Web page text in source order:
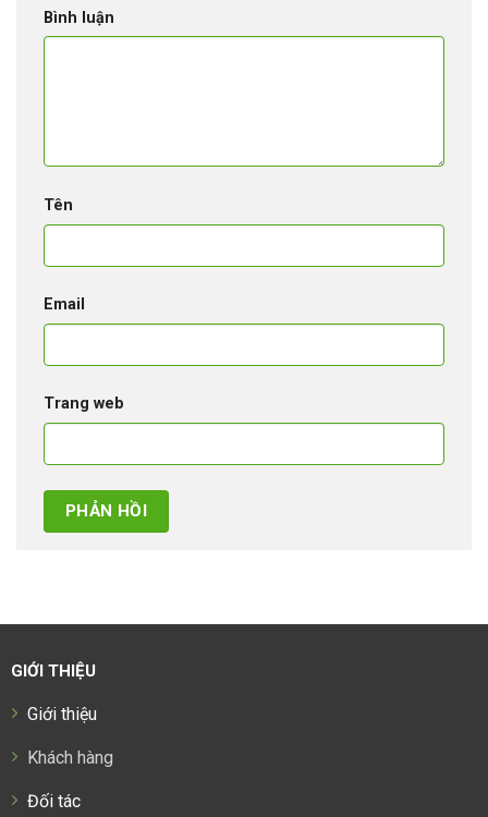
Bình luận
Tên
Email
Trang web
GIỚI THIỆU
Giới thiệu
Khách hàng
Đối tác